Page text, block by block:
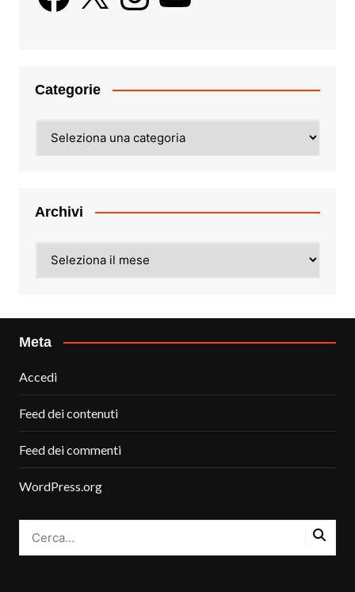
Categorie
Archivi
Meta
Accedi
Feed dei contenuti
Feed dei commenti
WordPress.org